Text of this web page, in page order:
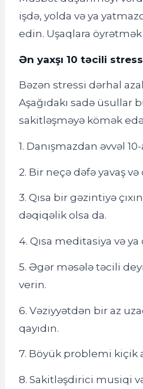
işdə, yolda və ya
edin. Uşaqlara öyrətmək
Ən yaxşı 10 təcili stress
Bəzən stressi dərhal
Aşağıdakı sadə üsullar
sakitləşməyə kömək
1. Danışmazdan əvvəl
2. Bir neçə dəfə yavaş və
3. Qısa bir gəzintiyə
dəqiqəlik olsa da.
4. Qısa meditasiya və
5. Əgər məsələ təcili
verin.
6. Vəziyyətdən bir az
qayıdın.
7. Böyük problemi kiçik
8. Sakitləşdirici musiqi